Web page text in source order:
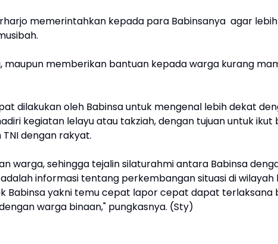
memerintahkan kepada para Babinsanya agar
memberikan bantuan kepada warga kurang
dilakukan oleh Babinsa untuk mengenal lebih dekat
kegiatan lelayu atau takziah, dengan tujuan untuk ikut
dengan rakyat.
warga, sehingga tejalin silaturahmi antara Babinsa
informasi tentang perkembangan situasi di wilayah
Babinsa yakni temu cepat lapor cepat dapat terlaksana
warga binaan," pungkasnya. (Sty)